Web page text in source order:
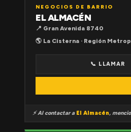
NEGOCIOS DE BARRIO
EL ALMACÉN
📍 Gran Avenida 8740
🌎 La Cisterna · Región
📞 LLAMAR
⚡ Al contactar a El Almacén,